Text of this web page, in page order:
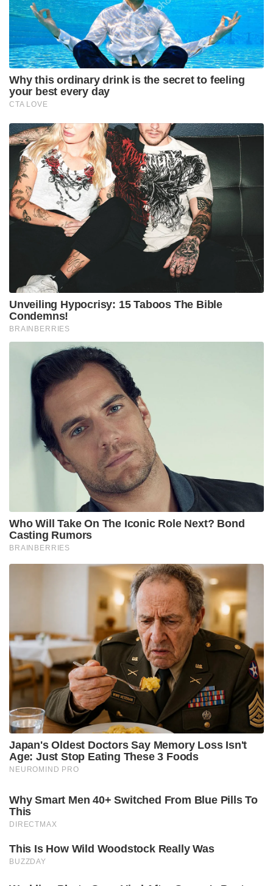
Why this ordinary drink is the secret to feeling
your best every day
CTA LOVE
Unveiling Hypocrisy: 15 Taboos The Bible
Condemns!
BRAINBERRIES
Who Will Take On The Iconic Role Next? Bond
Casting Rumors
BRAINBERRIES
Japan's Oldest Doctors Say Memory Loss Isn't
Age: Just Stop Eating These 3 Foods
NEUROMIND PRO
Why Smart Men 40+ Switched From Blue Pills To
This
DIRECTMAX
This Is How Wild Woodstock Really Was
BUZZDAY